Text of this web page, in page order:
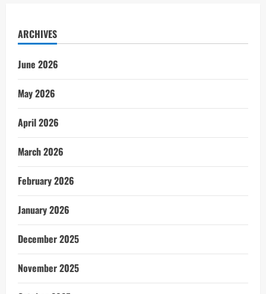
ARCHIVES
June 2026
May 2026
April 2026
March 2026
February 2026
January 2026
December 2025
November 2025